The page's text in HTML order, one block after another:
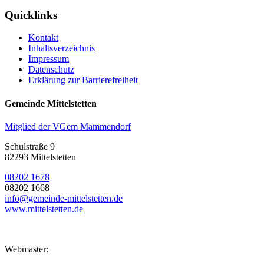
Quicklinks
Kontakt
Inhaltsverzeichnis
Impressum
Datenschutz
Erklärung zur Barrierefreiheit
Gemeinde Mittelstetten
Mitglied der VGem Mammendorf
Schulstraße 9
82293 Mittelstetten
08202 1678
08202 1668
info@gemeinde-mittelstetten.de
www.mittelstetten.de
Webmaster: